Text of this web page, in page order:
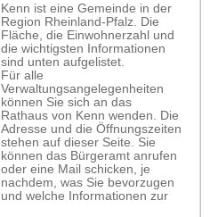
Kenn ist eine Gemeinde in der
Region Rheinland-Pfalz. Die
Fläche, die Einwohnerzahl und
die wichtigsten Informationen
sind unten aufgelistet.
Für alle
Verwaltungsangelegenheiten
können Sie sich an das
Rathaus von Kenn wenden. Die
Adresse und die Öffnungszeiten
stehen auf dieser Seite. Sie
können das Bürgeramt anrufen
oder eine Mail schicken, je
nachdem, was Sie bevorzugen
und welche Informationen zur